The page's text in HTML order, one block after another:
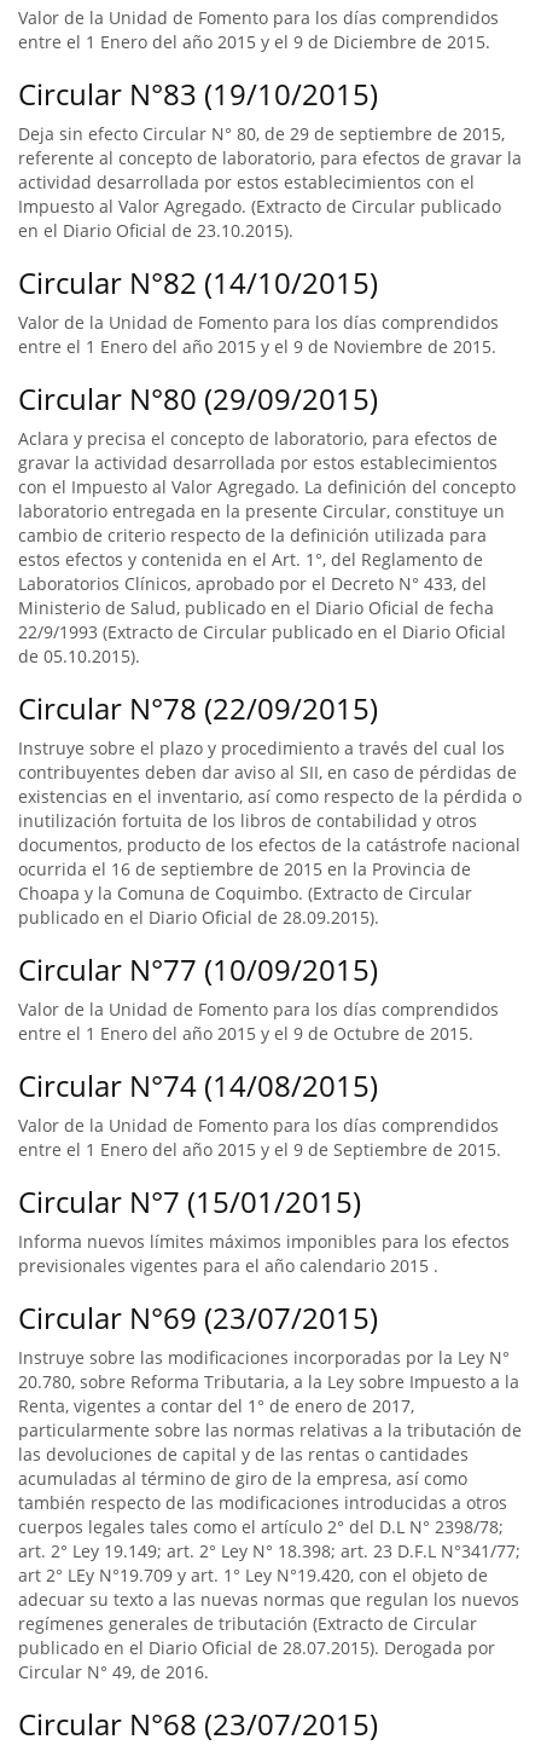
Valor de la Unidad de Fomento para los días comprendidos
entre el 1 Enero del año 2015 y el 9 de Diciembre de 2015.
Circular N°83 (19/10/2015)
Deja sin efecto Circular N° 80, de 29 de septiembre de 2015,
referente al concepto de laboratorio, para efectos de gravar la
actividad desarrollada por estos establecimientos con el
Impuesto al Valor Agregado. (Extracto de Circular publicado
en el Diario Oficial de 23.10.2015).
Circular N°82 (14/10/2015)
Valor de la Unidad de Fomento para los días comprendidos
entre el 1 Enero del año 2015 y el 9 de Noviembre de 2015.
Circular N°80 (29/09/2015)
Aclara y precisa el concepto de laboratorio, para efectos de
gravar la actividad desarrollada por estos establecimientos
con el Impuesto al Valor Agregado. La definición del concepto
laboratorio entregada en la presente Circular, constituye un
cambio de criterio respecto de la definición utilizada para
estos efectos y contenida en el Art. 1°, del Reglamento de
Laboratorios Clínicos, aprobado por el Decreto N° 433, del
Ministerio de Salud, publicado en el Diario Oficial de fecha
22/9/1993 (Extracto de Circular publicado en el Diario Oficial
de 05.10.2015).
Circular N°78 (22/09/2015)
Instruye sobre el plazo y procedimiento a través del cual los
contribuyentes deben dar aviso al SII, en caso de pérdidas de
existencias en el inventario, así como respecto de la pérdida o
inutilización fortuita de los libros de contabilidad y otros
documentos, producto de los efectos de la catástrofe nacional
ocurrida el 16 de septiembre de 2015 en la Provincia de
Choapa y la Comuna de Coquimbo. (Extracto de Circular
publicado en el Diario Oficial de 28.09.2015).
Circular N°77 (10/09/2015)
Valor de la Unidad de Fomento para los días comprendidos
entre el 1 Enero del año 2015 y el 9 de Octubre de 2015.
Circular N°74 (14/08/2015)
Valor de la Unidad de Fomento para los días comprendidos
entre el 1 Enero del año 2015 y el 9 de Septiembre de 2015.
Circular N°7 (15/01/2015)
Informa nuevos límites máximos imponibles para los efectos
previsionales vigentes para el año calendario 2015 .
Circular N°69 (23/07/2015)
Instruye sobre las modificaciones incorporadas por la Ley N°
20.780, sobre Reforma Tributaria, a la Ley sobre Impuesto a la
Renta, vigentes a contar del 1° de enero de 2017,
particularmente sobre las normas relativas a la tributación de
las devoluciones de capital y de las rentas o cantidades
acumuladas al término de giro de la empresa, así como
también respecto de las modificaciones introducidas a otros
cuerpos legales tales como el artículo 2° del D.L N° 2398/78;
art. 2° Ley 19.149; art. 2° Ley N° 18.398; art. 23 D.F.L N°341/77;
art 2° LEy N°19.709 y art. 1° Ley N°19.420, con el objeto de
adecuar su texto a las nuevas normas que regulan los nuevos
regímenes generales de tributación (Extracto de Circular
publicado en el Diario Oficial de 28.07.2015). Derogada por
Circular N° 49, de 2016.
Circular N°68 (23/07/2015)